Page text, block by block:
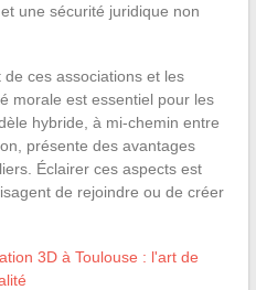
une sécurité juridique non
ces associations et les
morale est essentiel pour les
hybride, à mi-chemin entre
présente des avantages
Éclairer ces aspects est
de rejoindre ou de créer
3D à Toulouse : l'art de